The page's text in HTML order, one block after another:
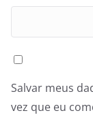
Salvar meus
vez que eu